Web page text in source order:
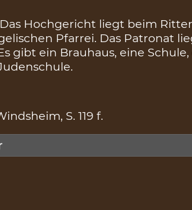
Hochgericht liegt beim
Pfarrei. Das Patronat
gibt ein Brauhaus, eine Schule,
S. 119 f.